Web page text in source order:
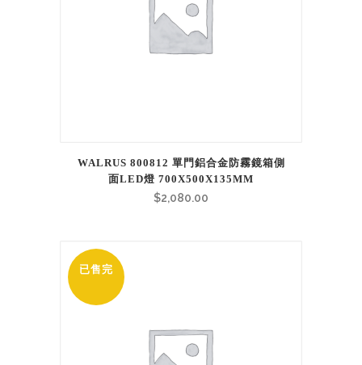
WALRUS 800812 單門鋁合金防霧鏡箱側
面LED燈 700X500X135MM
$2,080.00
已售完